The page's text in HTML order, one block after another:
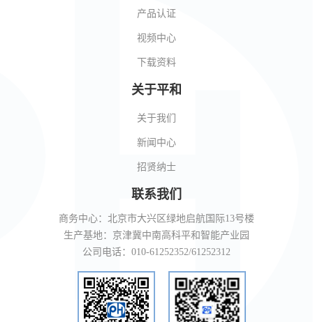
产品认证
视频中心
下载资料
关于平和
关于我们
新闻中心
招贤纳士
联系我们
商务中心：北京市大兴区绿地启航国际13号楼
生产基地：京津冀中南高科平和智能产业园
公司电话：010-61252352/61252312